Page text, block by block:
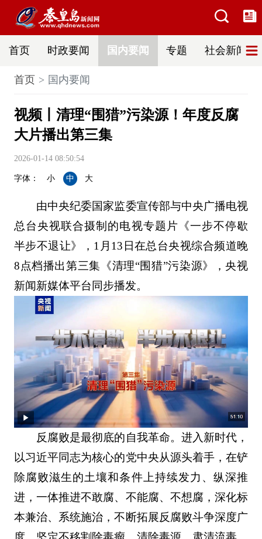
首页 时政要闻 国内要闻 专题 社会新闻
首页 国内要闻
视频丨清理“围猎”污染源！年度反腐
大片播出第三集
2026-01-14 08:50:54
字体： 小 中 大
由中央纪委国家监委宣传部与中央广播电视
总台央视联合摄制的电视专题片《一步不停歇
半步不退让》，1月13日在总台央视综合频道晚
8点档播出第三集《清理“围猎”污染源》，央视
新闻新媒体平台同步播发。
反腐败是最彻底的自我革命。进入新时代，
以习近平同志为核心的党中央从源头着手，在铲
除腐败滋生的土壤和条件上持续发力、纵深推
进，一体推进不敢腐、不能腐、不想腐，深化标
本兼治、系统施治，不断拓展反腐败斗争深度广